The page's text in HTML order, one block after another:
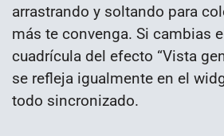
arrastrando y soltando para
más te convenga. Si cambias
cuadrícula del efecto “Vista
se refleja igualmente en el
todo sincronizado.